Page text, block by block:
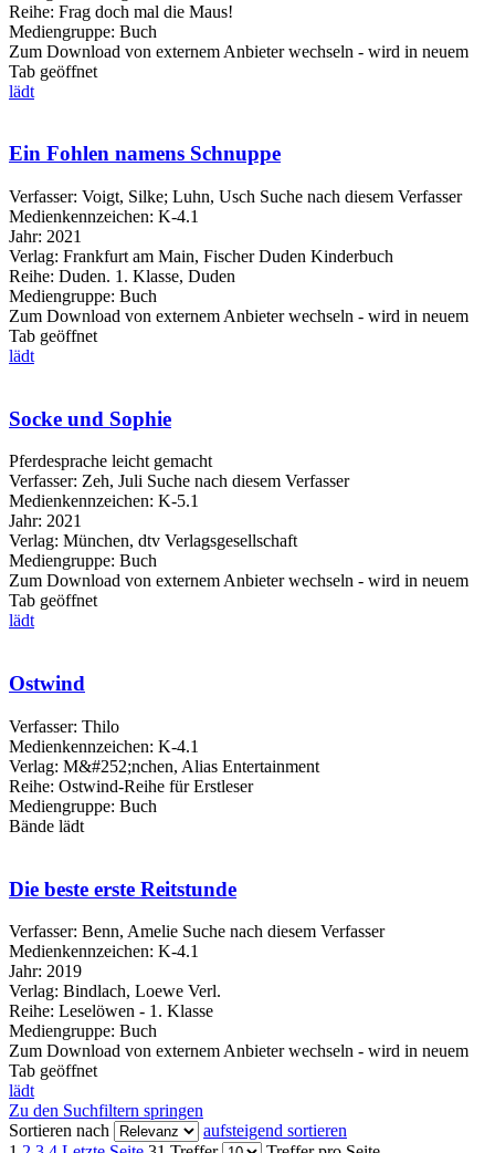
Reihe: Frag doch mal die Maus!
Mediengruppe: Buch
Zum Download von externem Anbieter wechseln - wird in neuem
Tab geöffnet
lädt
Ein Fohlen namens Schnuppe
Verfasser: Voigt, Silke; Luhn, Usch Suche nach diesem Verfasser
Medienkennzeichen: K-4.1
Jahr: 2021
Verlag: Frankfurt am Main, Fischer Duden Kinderbuch
Reihe: Duden. 1. Klasse, Duden
Mediengruppe: Buch
Zum Download von externem Anbieter wechseln - wird in neuem
Tab geöffnet
lädt
Socke und Sophie
Pferdesprache leicht gemacht
Verfasser: Zeh, Juli Suche nach diesem Verfasser
Medienkennzeichen: K-5.1
Jahr: 2021
Verlag: München, dtv Verlagsgesellschaft
Mediengruppe: Buch
Zum Download von externem Anbieter wechseln - wird in neuem
Tab geöffnet
lädt
Ostwind
Verfasser: Thilo
Medienkennzeichen: K-4.1
Verlag: M&#252;nchen, Alias Entertainment
Reihe: Ostwind-Reihe für Erstleser
Mediengruppe: Buch
Bände lädt
Die beste erste Reitstunde
Verfasser: Benn, Amelie Suche nach diesem Verfasser
Medienkennzeichen: K-4.1
Jahr: 2019
Verlag: Bindlach, Loewe Verl.
Reihe: Leselöwen - 1. Klasse
Mediengruppe: Buch
Zum Download von externem Anbieter wechseln - wird in neuem
Tab geöffnet
lädt
Zu den Suchfiltern springen
Sortieren nach
aufsteigend sortieren